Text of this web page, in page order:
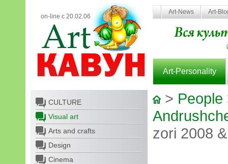
on-line с 20.02.06
Art-News Art-
Art-Personality
CULTURE
Visual art
Arts and crafts
Design
Cinema
> People
zori 2008